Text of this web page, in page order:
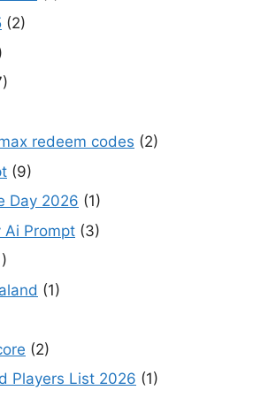
(2)
redeem codes (2)
(9)
Day 2026 (1)
Ai Prompt (3)
(1)
(2)
Players List 2026 (1)